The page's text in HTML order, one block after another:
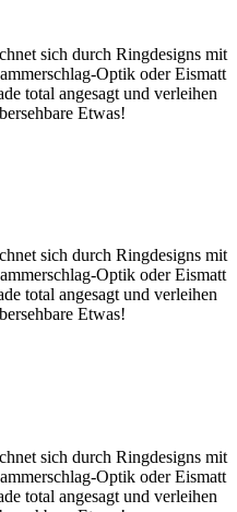
sich durch Ringdesigns mit
Optik oder Eismatt
total angesagt und verleihen
Etwas!
sich durch Ringdesigns mit
Optik oder Eismatt
total angesagt und verleihen
Etwas!
sich durch Ringdesigns mit
Optik oder Eismatt
total angesagt und verleihen